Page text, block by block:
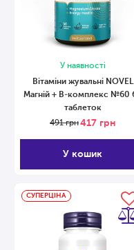
У наявності
Вітаміни жувальні NOVEL
Магній + В-комплекс №60 60
таблеток
491грн 417 грн
У кошик
СУПЕРЦІНА